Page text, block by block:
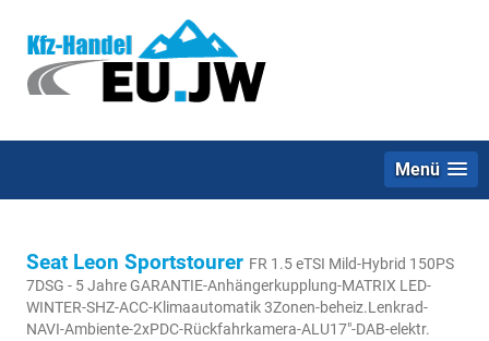
Menü
Seat Leon Sportstourer FR 1.5 eTSI Mild-Hybrid 150PS
7DSG - 5 Jahre GARANTIE-Anhängerkupplung-MATRIX LED-
WINTER-SHZ-ACC-Klimaautomatik 3Zonen-beheiz.Lenkrad-
NAVI-Ambiente-2xPDC-Rückfahrkamera-ALU17"-DAB-elektr.